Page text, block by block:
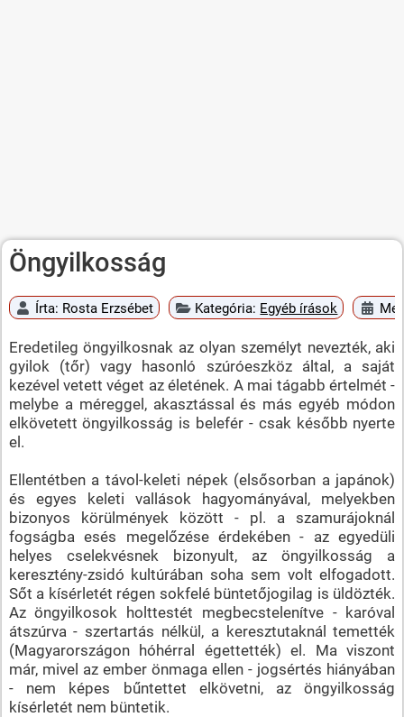
Öngyilkosság
Írta: Rosta Erzsébet Kategória: Egyéb írások
Eredetileg öngyilkosnak az olyan személyt nevezték, aki
gyilok (tőr) vagy hasonló szúróeszköz által, a saját
kezével vetett véget az életének. A mai tágabb értelmét -
melybe a méreggel, akasztással és más egyéb módon
elkövetett öngyilkosság is belefér - csak később nyerte
el.
Ellentétben a távol-keleti népek (elsősorban a japánok)
és egyes keleti vallások hagyományával, melyekben
bizonyos körülmények között - pl. a szamurájoknál
fogságba esés megelőzése érdekében - az egyedüli
helyes cselekvésnek bizonyult, az öngyilkosság a
keresztény-zsidó kultúrában soha sem volt elfogadott.
Sőt a kísérletét régen sokfelé büntetőjogilag is üldözték.
Az öngyilkosok holttestét megbecstelenítve - karóval
átszúrva - szertartás nélkül, a keresztutaknál temették
(Magyarországon hóhérral égettették) el. Ma viszont
már, mivel az ember önmaga ellen - jogsértés hiányában
- nem képes bűntettet elkövetni, az öngyilkosság
kísérletét nem büntetik.